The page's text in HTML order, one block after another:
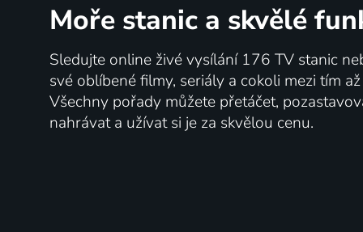
Moře stanic a skvělé
Sledujte online živé vysílání 176 TV stanic
své oblíbené filmy, seriály a cokoli mezi tím
Všechny pořady můžete přetáčet,
nahrávat a užívat si je za skvělou cenu.